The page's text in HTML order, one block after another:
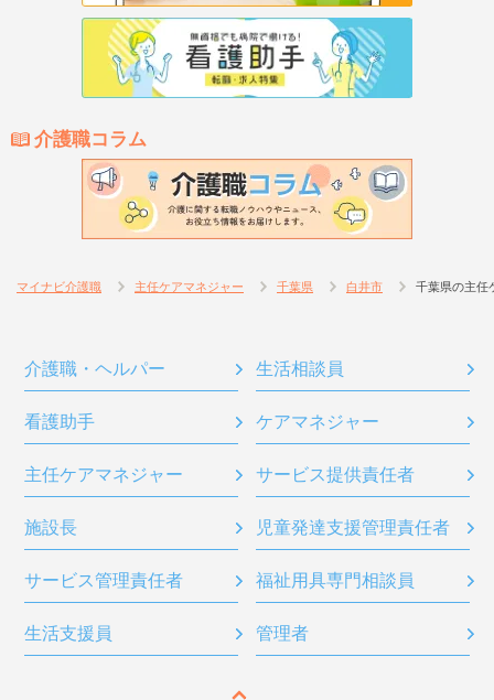
介護職コラム
マイナビ介護職 主任ケアマネジャー 千葉県 白井市 千葉県の主任
介護職・ヘルパー 生活相談員
看護助手 ケアマネジャー
主任ケアマネジャー サービス提供責任者
施設長 児童発達支援管理責任者
サービス管理責任者 福祉用具専門相談員
生活支援員 管理者